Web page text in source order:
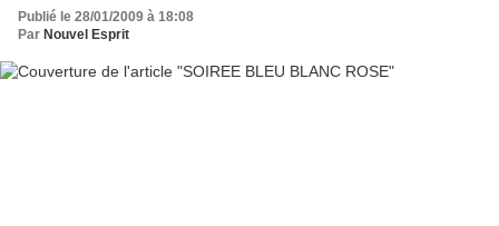
Publié le 28/01/2009 à 18:08
Par Nouvel Esprit